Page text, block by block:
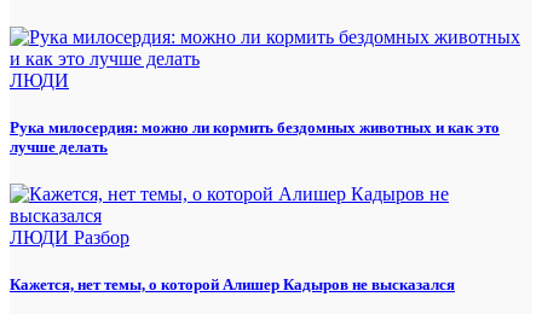
ЛЮДИ
Рука милосердия: можно ли кормить бездомных животных и как это
лучше делать
ЛЮДИ Разбор
Кажется, нет темы, о которой Алишер Кадыров не высказался